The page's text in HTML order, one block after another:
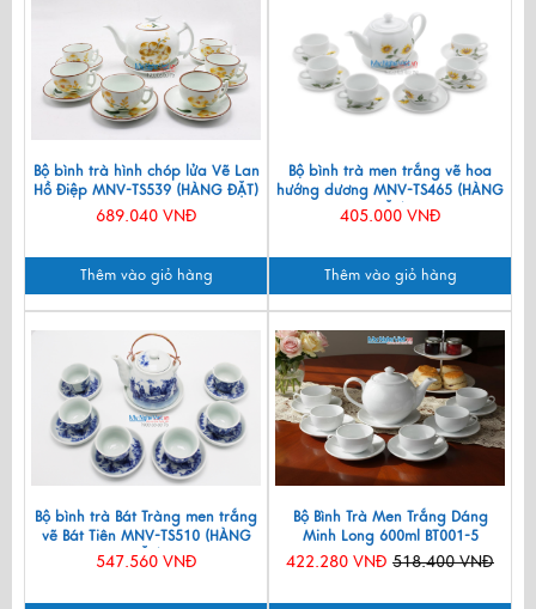
Bộ bình trà hình chóp lửa Vẽ Lan
Hồ Điệp MNV-TS539 (HÀNG ĐẶT)
689.040 VNĐ
Thêm vào giỏ hàng
Bộ bình trà men trắng vẽ hoa
hướng dương MNV-TS465 (HÀNG
ĐẶT)
405.000 VNĐ
Thêm vào giỏ hàng
Bộ bình trà Bát Tràng men trắng
vẽ Bát Tiên MNV-TS510 (HÀNG
ĐẶT)
547.560 VNĐ
Bộ Bình Trà Men Trắng Dáng
Minh Long 600ml BT001-5
422.280 VNĐ 518.400 VNĐ